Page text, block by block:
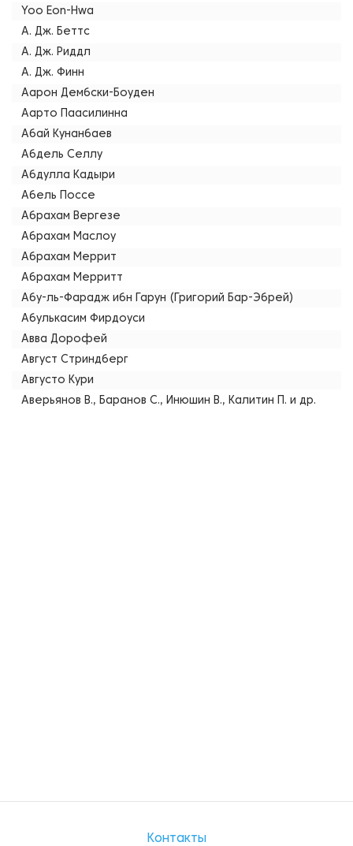
Yoo Eon-Hwa
А. Дж. Беттс
А. Дж. Риддл
А. Дж. Финн
Аарон Дембски-Боуден
Аарто Паасилинна
Абай Кунанбаев
Абдель Селлу
Абдулла Кадыри
Абель Поссе
Абрахам Вергезе
Абрахам Маслоу
Абрахам Меррит
Абрахам Мерритт
Абу-ль-Фарадж ибн Гарун (Григорий Бар-Эбрей)
Абулькасим Фирдоуси
Авва Дорофей
Август Стриндберг
Августо Кури
Аверьянов В., Баранов С., Инюшин В., Калитин П. и др.
Контакты